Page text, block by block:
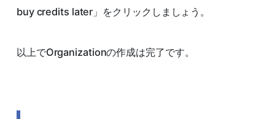
buy credits later」をクリックしましょう。
以上でOrganizationの作成は完了です。